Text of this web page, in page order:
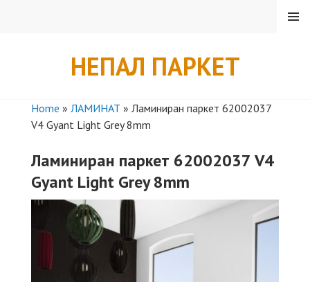
НЕПАЛ ПАРКЕТ
MENU
Home » ЛАМИНАТ » Ламиниран паркет 62002037
V4 Gyant Light Grey 8mm
Ламиниран паркет 62002037 V4
Gyant Light Grey 8mm